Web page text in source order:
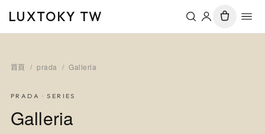
LUXTOKY TW
首頁 / prada / Galleria
PRADA · SERIES
Galleria